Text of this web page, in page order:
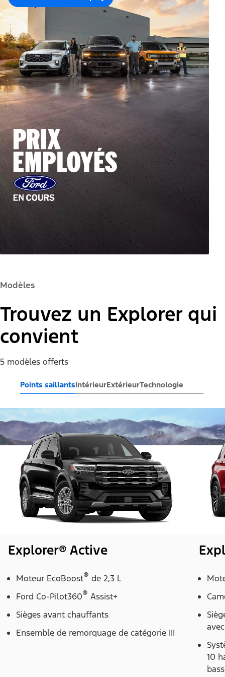
Modèles
Trouvez un Explorer qui
convient
5 modèles offerts
Points saillantsIntérieurExtérieurTechnologie
Explorer® Active
Moteur EcoBoost® de 2,3 L
Ford Co-Pilot360® Assist+
Sièges avant chauffants
Ensemble de remorquage de catégorie III
10